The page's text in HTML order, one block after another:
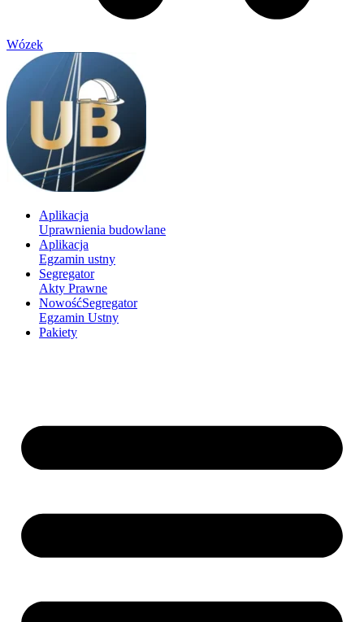
Wózek
Aplikacja
Uprawnienia budowlane
Aplikacja
Egzamin ustny
Segregator
Akty Prawne
NowośćSegregator
Egzamin Ustny
Pakiety